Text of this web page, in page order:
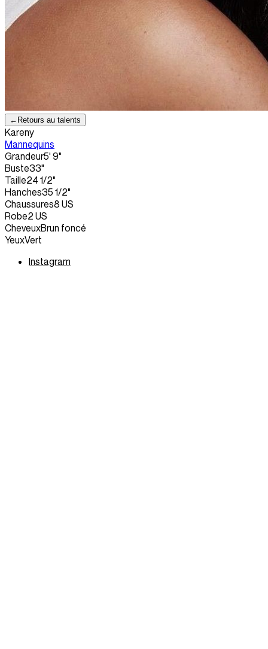
← Retours au talents
Kareny
Mannequins
Grandeur5' 9"
Buste33"
Taille24 1/2"
Hanches35 1/2"
Chaussures8 US
Robe2 US
CheveuxBrun foncé
YeuxVert
Instagram